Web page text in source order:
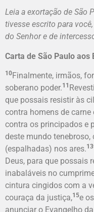
Leia a exortação de São
tivesse escrito para
do Senhor e de
Carta de São Paulo aos
10 Finalmente, irmãos,
soberano poder.11
que possais resistir às
contra homens de carne
contra os principados e
deste mundo
(espalhadas) nos ares.13
Deus, para que possais
inabaláveis no
cintura cingidos com a
couraça da justiça,15e
anunciar o Evangelho